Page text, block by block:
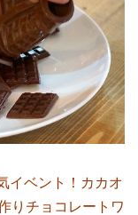
イベント！カカオ
りチョコレートワ